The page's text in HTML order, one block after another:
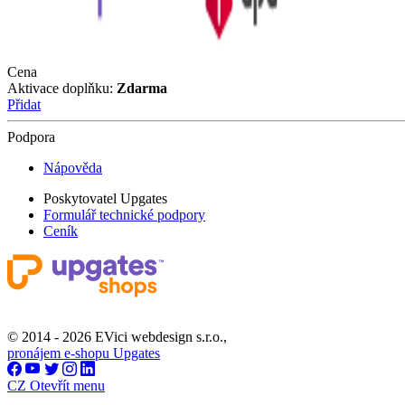
Cena
Aktivace doplňku: Zdarma
Přidat
Podpora
Nápověda
Poskytovatel Upgates
Formulář technické podpory
Ceník
© 2014 - 2026 EVici webdesign s.r.o.,
pronájem e-shopu Upgates
CZ Otevřít menu